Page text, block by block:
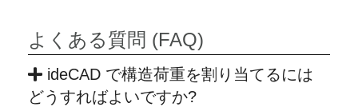
よくある質問 (FAQ)
ideCAD で構造荷重を割り当てるには
どうすればよいですか?